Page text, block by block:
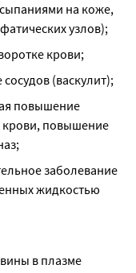
на коже,
узлов);
крови;
(васкулит);
повышение
крови, повышение
заболевание
жидкостью
в плазме